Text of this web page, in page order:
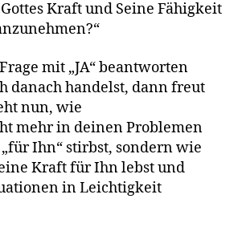
Kraft und Seine Fähigkeit
mit „JA“ beantworten
danach handelst, dann freut
nun, wie
mehr in deinen Problemen
Ihn“ stirbst, sondern wie
Kraft für Ihn lebst und
in Leichtigkeit